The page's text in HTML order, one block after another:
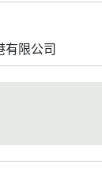
有限公司